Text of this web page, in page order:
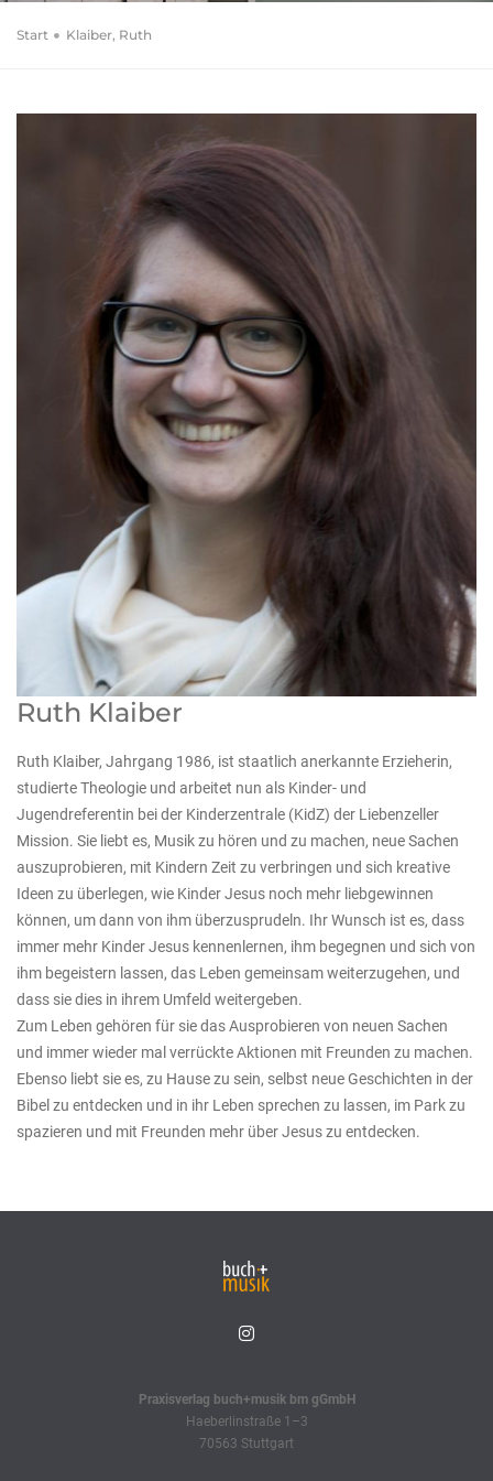
Start Klaiber, Ruth
Ruth Klaiber
Ruth Klaiber, Jahrgang 1986, ist staatlich anerkannte Erzieherin,
studierte Theologie und arbeitet nun als Kinder- und
Jugendreferentin bei der Kinderzentrale (KidZ) der Liebenzeller
Mission. Sie liebt es, Musik zu hören und zu machen, neue Sachen
auszuprobieren, mit Kindern Zeit zu verbringen und sich kreative
Ideen zu überlegen, wie Kinder Jesus noch mehr liebgewinnen
können, um dann von ihm überzusprudeln. Ihr Wunsch ist es, dass
immer mehr Kinder Jesus kennenlernen, ihm begegnen und sich von
ihm begeistern lassen, das Leben gemeinsam weiterzugehen, und
dass sie dies in ihrem Umfeld weitergeben.
Zum Leben gehören für sie das Ausprobieren von neuen Sachen
und immer wieder mal verrückte Aktionen mit Freunden zu machen.
Ebenso liebt sie es, zu Hause zu sein, selbst neue Geschichten in der
Bibel zu entdecken und in ihr Leben sprechen zu lassen, im Park zu
spazieren und mit Freunden mehr über Jesus zu entdecken.
Praxisverlag buch+musik bm gGmbH
Haeberlinstraße 1–3
70563 Stuttgart